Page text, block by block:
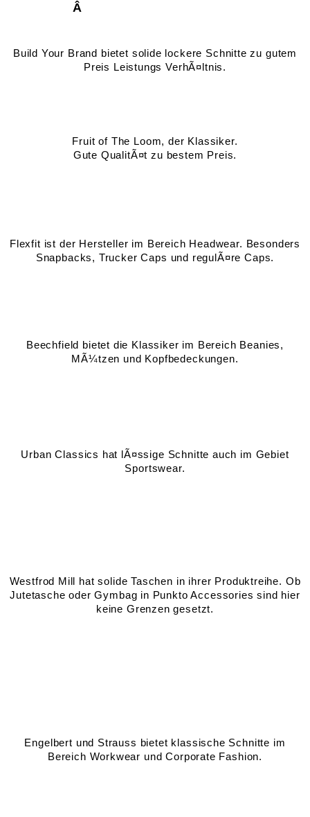
Â
Build Your Brand bietet solide lockere Schnitte zu gutem
Preis Leistungs VerhÃ¤ltnis.
Fruit of The Loom, der Klassiker.
Gute QualitÃ¤t zu bestem Preis.
Flexfit ist der Hersteller im Bereich Headwear. Besonders
Snapbacks, Trucker Caps und regulÃ¤re Caps.
Beechfield bietet die Klassiker im Bereich Beanies,
MÃ¼tzen und Kopfbedeckungen.
Urban Classics hat lÃ¤ssige Schnitte auch im Gebiet
Sportswear.
Westfrod Mill hat solide Taschen in ihrer Produktreihe. Ob
Jutetasche oder Gymbag in Punkto Accessories sind hier
keine Grenzen gesetzt.
Engelbert und Strauss bietet klassische Schnitte im
Bereich Workwear und Corporate Fashion.